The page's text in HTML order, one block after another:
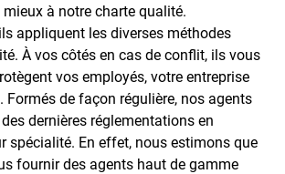
à notre charte qualité.
appliquent les diverses méthodes
À vos côtés en cas de conflit, ils vous
vos employés, votre entreprise
Formés de façon régulière, nos agents
dernières réglementations en
spécialité. En effet, nous estimons que
fournir des agents haut de gamme